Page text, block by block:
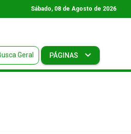
Sábado, 08 de Agosto de 2026
Geral PÁGINAS